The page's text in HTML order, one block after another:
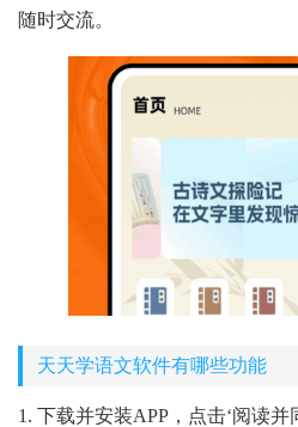
随时交流。
天天学语文软件有哪些功能
1. 下载并安装APP，点击‘阅读并